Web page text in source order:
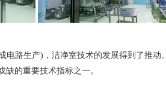
路生产)，洁净室技术的发展得到了推动。
的重要技术指标之一。